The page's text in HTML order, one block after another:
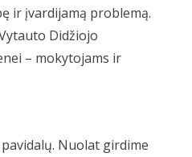
ir įvardijamą problemą.
Didžiojo
– mokytojams ir
Nuolat girdime